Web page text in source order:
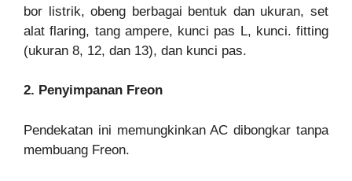
bor listrik, obeng berbagai bentuk dan ukuran, set
alat flaring, tang ampere, kunci pas L, kunci. fitting
(ukuran 8, 12, dan 13), dan kunci pas.
2. Penyimpanan Freon
Pendekatan ini memungkinkan AC dibongkar tanpa
membuang Freon.